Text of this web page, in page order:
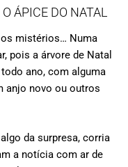
ÁPICE DO NATAL
mistérios… Numa
pois a árvore de Natal
ano, com alguma
anjo novo ou outros
da surpresa, corria
a notícia com ar de